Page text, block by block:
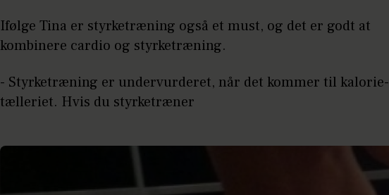
Ifølge Tina er styrketræning også et must, og det er godt at
kombinere cardio og styrketræning.
- Styrketræning er undervurderet, når det kommer til kalorie-
tælleriet. Hvis du styrketræner